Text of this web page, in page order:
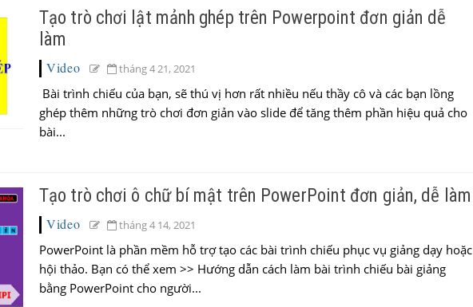
Tạo trò chơi lật mảnh ghép trên Powerpoint đơn giản dễ
làm
Video tháng 4 21, 2021
Bài trình chiếu của bạn, sẽ thú vị hơn rất nhiều nếu thầy cô và các bạn lồng
ghép thêm những trò chơi đơn giản vào slide để tăng thêm phần hiệu quả cho
bài...
Tạo trò chơi ô chữ bí mật trên PowerPoint đơn giản, dễ làm
Video tháng 4 14, 2021
PowerPoint là phần mềm hỗ trợ tạo các bài trình chiếu phục vụ giảng dạy hoặc
hội thảo. Bạn có thể xem >> Hướng dẫn cách làm bài trình chiếu bài giảng
bằng PowerPoint cho người...